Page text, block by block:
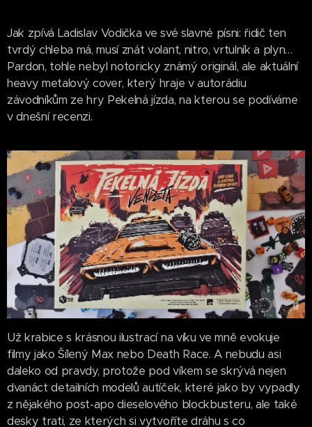
Jak zpívá Ladislav Vodička ve své slavné písni: řidič ten
tvrdý chleba má, musí znát volant, nitro, vrtulník a plyn…
Pardon, tohle nebyl notoricky známý originál, ale aktuální
heavy metalový cover, který hraje v autorádiu
závodníkům ze hry Pekelná jízda, na kterou se podíváme
v dnešní recenzi.
Už krabice s krásnou ilustrací na víku ve mně evokuje
filmy jako Šílený Max nebo Death Race. A nebudu asi
daleko od pravdy, protože pod víkem se skrývá nejen
dvanáct detailních modelů autíček, které jako by vypadly
z nějakého post-apo dieselového blockbusteru, ale také
desky trati, ze kterých si vytvoříte dráhu s co